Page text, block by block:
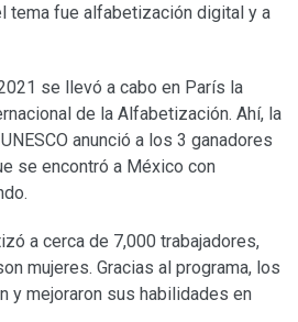
tema fue alfabetización digital y a
se llevó a cabo en París la
de la Alfabetización. Ahí, la
anunció a los 3 ganadores
se encontró a México con
a cerca de 7,000 trabajadores,
mujeres. Gracias al programa, los
y mejoraron sus habilidades en